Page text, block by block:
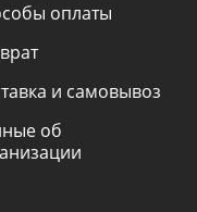
оплаты
и самовывоз
об